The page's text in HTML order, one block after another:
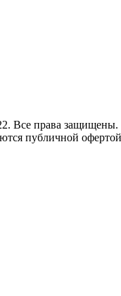
Все права защищены.
публичной офертой